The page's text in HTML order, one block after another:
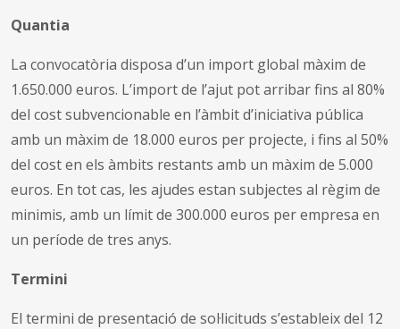
Quantia
La convocatòria disposa d’un import global màxim de
1.650.000 euros. L’import de l’ajut pot arribar fins al 80%
del cost subvencionable en l’àmbit d’iniciativa pública
amb un màxim de 18.000 euros per projecte, i fins al 50%
del cost en els àmbits restants amb un màxim de 5.000
euros. En tot cas, les ajudes estan subjectes al règim de
minimis, amb un límit de 300.000 euros per empresa en
un període de tres anys.
Termini
El termini de presentació de sol·licituds s’estableix del 12